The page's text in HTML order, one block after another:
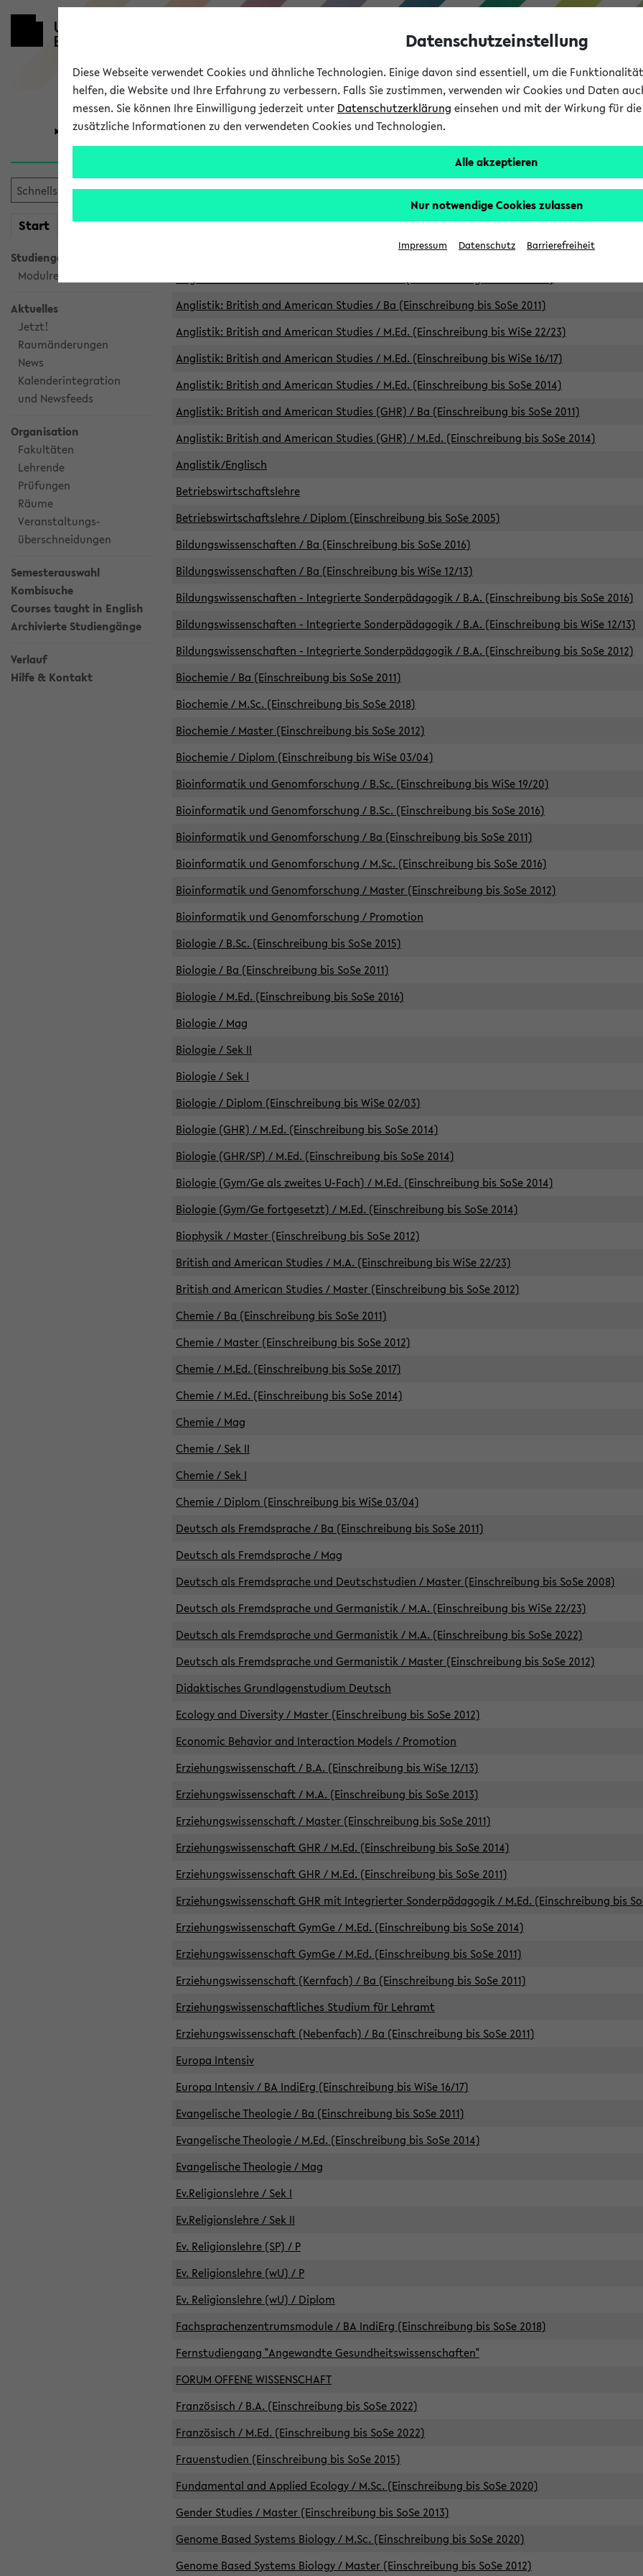
Universität Forschung Studium
Start meineKVV
Studiengangsauswahl
Modulrecherche
Aktuelles
Jetzt!
Raumänderungen
News
Kalenderintegration
und Newsfeeds
Organisation
Fakultäten
Lehrende
Prüfungen
Räume
Veranstaltungs-
überschneidungen
Semesterauswahl
Kombisuche
Courses taught in English
Archivierte Studiengänge
Verlauf
Hilfe & Kontakt
Archivierte Studiengänge
Anglistik: British and American Studies / B.A. (Einschreibung bis WiSe 16/17)
Anglistik: British and American Studies / B.A. (Einschreibung bis SoSe 2015)
Anglistik: British and American Studies / Ba (Einschreibung bis SoSe 2011)
Anglistik: British and American Studies / M.Ed. (Einschreibung bis WiSe 22/23)
Anglistik: British and American Studies / M.Ed. (Einschreibung bis WiSe 16/17)
Anglistik: British and American Studies / M.Ed. (Einschreibung bis SoSe 2014)
Anglistik: British and American Studies (GHR) / Ba (Einschreibung bis SoSe 2011)
Anglistik: British and American Studies (GHR) / M.Ed. (Einschreibung bis SoSe 2014)
Anglistik/Englisch
Betriebswirtschaftslehre
Betriebswirtschaftslehre / Diplom (Einschreibung bis SoSe 2005)
Bildungswissenschaften / Ba (Einschreibung bis SoSe 2016)
Bildungswissenschaften / Ba (Einschreibung bis WiSe 12/13)
Bildungswissenschaften - Integrierte Sonderpädagogik / B.A. (Einschreibung bis SoSe 2016)
Bildungswissenschaften - Integrierte Sonderpädagogik / B.A. (Einschreibung bis WiSe 12/13)
Bildungswissenschaften - Integrierte Sonderpädagogik / B.A. (Einschreibung bis SoSe 2012)
Biochemie / Ba (Einschreibung bis SoSe 2011)
Biochemie / M.Sc. (Einschreibung bis SoSe 2018)
Biochemie / Master (Einschreibung bis SoSe 2012)
Biochemie / Diplom (Einschreibung bis WiSe 03/04)
Bioinformatik und Genomforschung / B.Sc. (Einschreibung bis WiSe 19/20)
Bioinformatik und Genomforschung / B.Sc. (Einschreibung bis SoSe 2016)
Bioinformatik und Genomforschung / Ba (Einschreibung bis SoSe 2011)
Bioinformatik und Genomforschung / M.Sc. (Einschreibung bis SoSe 2016)
Bioinformatik und Genomforschung / Master (Einschreibung bis SoSe 2012)
Bioinformatik und Genomforschung / Promotion
Biologie / B.Sc. (Einschreibung bis SoSe 2015)
Biologie / Ba (Einschreibung bis SoSe 2011)
Biologie / M.Ed. (Einschreibung bis SoSe 2016)
Biologie / Mag
Biologie / Sek II
Biologie / Sek I
Biologie / Diplom (Einschreibung bis WiSe 02/03)
Biologie (GHR) / M.Ed. (Einschreibung bis SoSe 2014)
Biologie (GHR/SP) / M.Ed. (Einschreibung bis SoSe 2014)
Biologie (Gym/Ge als zweites U-Fach) / M.Ed. (Einschreibung bis SoSe 2014)
Biologie (Gym/Ge fortgesetzt) / M.Ed. (Einschreibung bis SoSe 2014)
Biophysik / Master (Einschreibung bis SoSe 2012)
British and American Studies / M.A. (Einschreibung bis WiSe 22/23)
British and American Studies / Master (Einschreibung bis SoSe 2012)
Chemie / Ba (Einschreibung bis SoSe 2011)
Chemie / Master (Einschreibung bis SoSe 2012)
Chemie / M.Ed. (Einschreibung bis SoSe 2017)
Chemie / M.Ed. (Einschreibung bis SoSe 2014)
Chemie / Mag
Chemie / Sek II
Chemie / Sek I
Chemie / Diplom (Einschreibung bis WiSe 03/04)
Deutsch als Fremdsprache / Ba (Einschreibung bis SoSe 2011)
Deutsch als Fremdsprache / Mag
Deutsch als Fremdsprache und Deutschstudien / Master (Einschreibung bis SoSe 2008)
Deutsch als Fremdsprache und Germanistik / M.A. (Einschreibung bis WiSe 22/23)
Deutsch als Fremdsprache und Germanistik / M.A. (Einschreibung bis SoSe 2022)
Deutsch als Fremdsprache und Germanistik / Master (Einschreibung bis SoSe 2012)
Didaktisches Grundlagenstudium Deutsch
Ecology and Diversity / Master (Einschreibung bis SoSe 2012)
Economic Behavior and Interaction Models / Promotion
Erziehungswissenschaft / B.A. (Einschreibung bis WiSe 12/13)
Erziehungswissenschaft / M.A. (Einschreibung bis SoSe 2013)
Erziehungswissenschaft / Master (Einschreibung bis SoSe 2011)
Erziehungswissenschaft GHR / M.Ed. (Einschreibung bis SoSe 2014)
Erziehungswissenschaft GHR / M.Ed. (Einschreibung bis SoSe 2011)
Erziehungswissenschaft GHR mit Integrierter Sonderpädagogik / M.Ed. (Einschreibung bis
Erziehungswissenschaft GymGe / M.Ed. (Einschreibung bis SoSe 2014)
Erziehungswissenschaft GymGe / M.Ed. (Einschreibung bis SoSe 2011)
Erziehungswissenschaft (Kernfach) / Ba (Einschreibung bis SoSe 2011)
Erziehungswissenschaftliches Studium für Lehramt
Erziehungswissenschaft (Nebenfach) / Ba (Einschreibung bis SoSe 2011)
Europa Intensiv
Europa Intensiv / BA IndiErg (Einschreibung bis WiSe 16/17)
Evangelische Theologie / Ba (Einschreibung bis SoSe 2011)
Evangelische Theologie / M.Ed. (Einschreibung bis SoSe 2014)
Evangelische Theologie / Mag
Ev.Religionslehre / Sek I
Ev.Religionslehre / Sek II
Ev. Religionslehre (SP) / P
Ev. Religionslehre (wU) / P
Ev. Religionslehre (wU) / Diplom
Fachsprachenzentrumsmodule / BA IndiErg (Einschreibung bis SoSe 2018)
Fernstudiengang "Angewandte Gesundheitswissenschaften"
FORUM OFFENE WISSENSCHAFT
Französisch / B.A. (Einschreibung bis SoSe 2022)
Französisch / M.Ed. (Einschreibung bis SoSe 2022)
Frauenstudien (Einschreibung bis SoSe 2015)
Fundamental and Applied Ecology / M.Sc. (Einschreibung bis SoSe 2020)
Gender Studies / Master (Einschreibung bis SoSe 2013)
Genome Based Systems Biology / M.Sc. (Einschreibung bis SoSe 2020)
Genome Based Systems Biology / Master (Einschreibung bis SoSe 2012)
Datenschutzeinstellung
Diese Webseite verwendet Cookies und ähnliche Technologien. Einige davon sind essentiell, um die
helfen, die Website und Ihre Erfahrung zu verbessern. Falls Sie zustimmen, verwenden wir Cookies und Daten
messen. Sie können Ihre Einwilligung jederzeit unter Datenschutzerklärung einsehen und mit der Wirkung für
zusätzliche Informationen zu den verwendeten Cookies und Technologien.
Alle akzeptieren
Nur notwendige Cookies zulassen
Impressum Datenschutz Barrierefreiheit